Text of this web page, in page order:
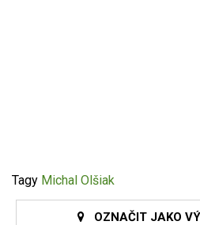
Tagy Michal Olšiak
OZNAČIT JAKO